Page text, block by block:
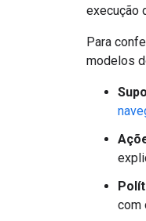
execução
Para
modelos
com